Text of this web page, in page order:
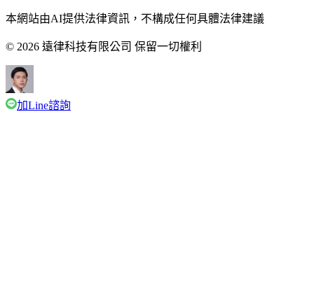
本網站由AI提供法律資訊，不構成任何具體法律建議
© 2026 遠律科技有限公司 保留一切權利
加Line諮詢